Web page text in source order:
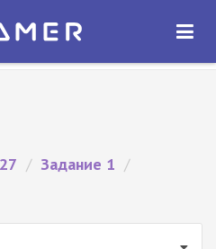
ОТКРЫТЬ
/ Задание 1 /